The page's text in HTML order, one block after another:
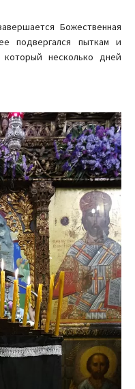
Божественная
подвергался пыткам и
несколько дней